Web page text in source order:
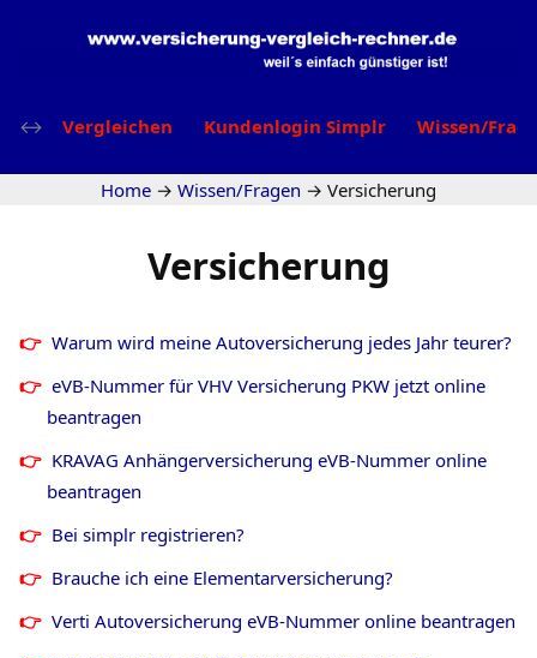
Vergleichen Kundenlogin Simplr Wissen/
Home → Wissen/Fragen → Versicherung
Versicherung
Warum wird meine Autoversicherung jedes Jahr teurer?
eVB-Nummer für VHV Versicherung PKW jetzt online
beantragen
KRAVAG Anhängerversicherung eVB-Nummer online
beantragen
Bei simplr registrieren?
Brauche ich eine Elementarversicherung?
Verti Autoversicherung eVB-Nummer online beantragen